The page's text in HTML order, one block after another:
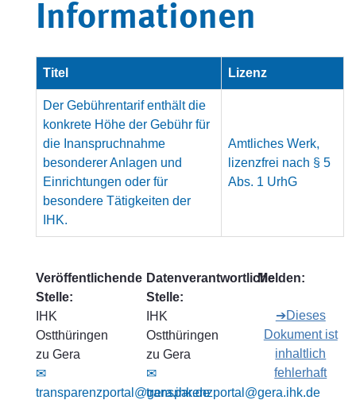
Informationen
Titel Lizenz
Der Gebührentarif enthält die
konkrete Höhe der Gebühr für
die Inanspruchnahme
besonderer Anlagen und
Einrichtungen oder für
besondere Tätigkeiten der
IHK.
Amtliches Werk,
lizenzfrei nach § 5
Abs. 1 UrhG
Veröffentlichende
Stelle:
IHK
Ostthüringen
zu Gera
✉
transparenzportal@gera.ihk.de
Datenverantwortliche
Stelle:
IHK
Ostthüringen
zu Gera
✉
transparenzportal@gera.ihk.de
Melden:
➔Dieses
Dokument ist
inhaltlich
fehlerhaft